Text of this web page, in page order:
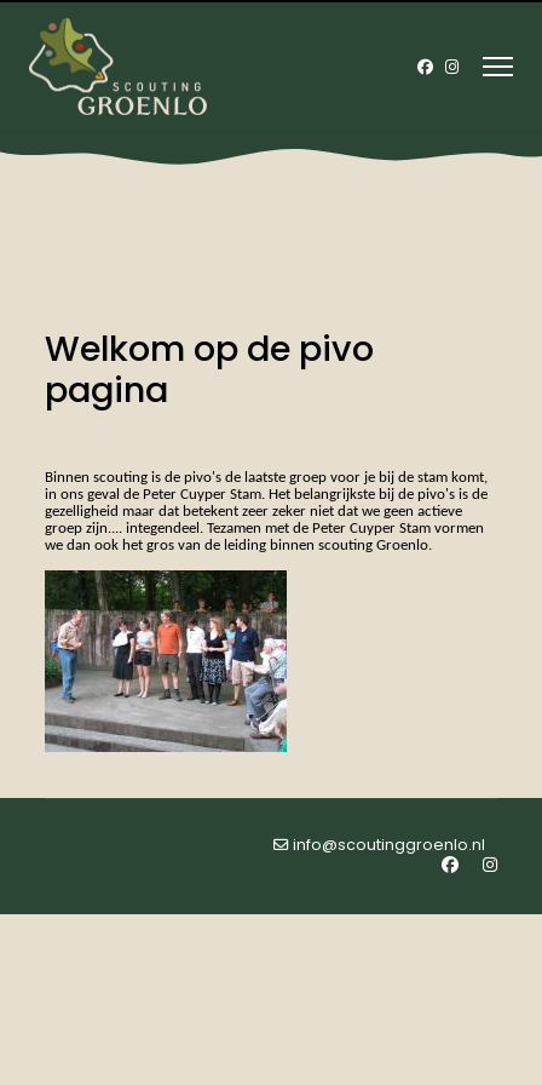
Welkom op de pivo
pagina
Binnen scouting is de pivo's de laatste groep voor je bij de stam komt,
in ons geval de Peter Cuyper Stam. Het belangrijkste bij de pivo's is de
gezelligheid maar dat betekent zeer zeker niet dat we geen actieve
groep zijn.... integendeel. Tezamen met de Peter Cuyper Stam vormen
we dan ook het gros van de leiding binnen scouting Groenlo.
info@scoutinggroenlo.nl